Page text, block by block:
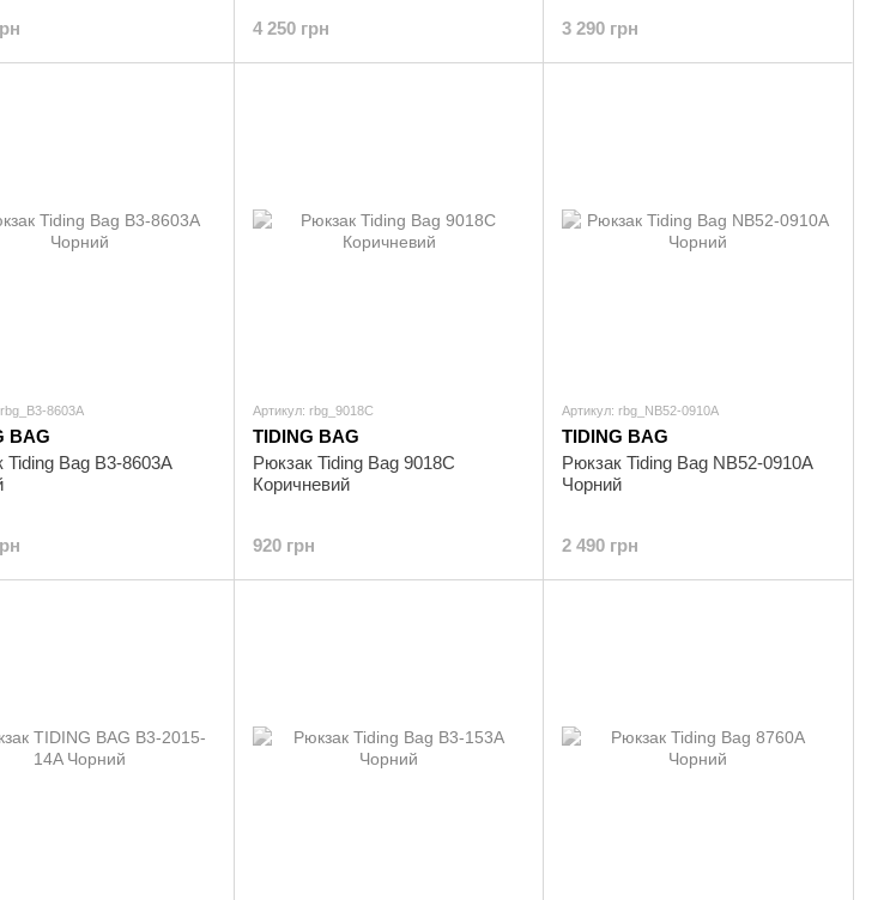
4 250 грн 3 290 грн
8603A
BAG
Tiding Bag B3-8603A
Артикул: rbg_9018C
TIDING BAG
Рюкзак Tiding Bag 9018C
Коричневий
920 грн
Артикул: rbg_NB52-0910A
TIDING BAG
Рюкзак Tiding Bag NB52-0910A
Чорний
2 490 грн